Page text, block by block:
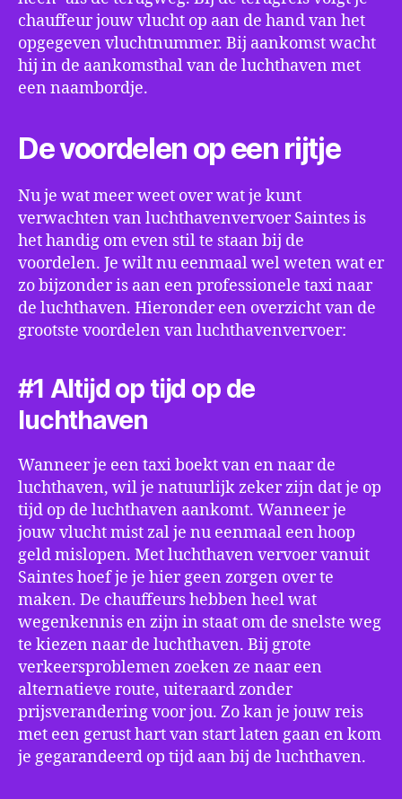
chauffeur jouw vlucht op aan de hand van het
opgegeven vluchtnummer. Bij aankomst wacht
hij in de aankomsthal van de luchthaven met
een naambordje.
De voordelen op een rijtje
Nu je wat meer weet over wat je kunt
verwachten van luchthavenvervoer Saintes is
het handig om even stil te staan bij de
voordelen. Je wilt nu eenmaal wel weten wat er
zo bijzonder is aan een professionele taxi naar
de luchthaven. Hieronder een overzicht van de
grootste voordelen van luchthavenvervoer:
#1 Altijd op tijd op de
luchthaven
Wanneer je een taxi boekt van en naar de
luchthaven, wil je natuurlijk zeker zijn dat je op
tijd op de luchthaven aankomt. Wanneer je
jouw vlucht mist zal je nu eenmaal een hoop
geld mislopen. Met luchthaven vervoer vanuit
Saintes hoef je je hier geen zorgen over te
maken. De chauffeurs hebben heel wat
wegenkennis en zijn in staat om de snelste weg
te kiezen naar de luchthaven. Bij grote
verkeersproblemen zoeken ze naar een
alternatieve route, uiteraard zonder
prijsverandering voor jou. Zo kan je jouw reis
met een gerust hart van start laten gaan en kom
je gegarandeerd op tijd aan bij de luchthaven.